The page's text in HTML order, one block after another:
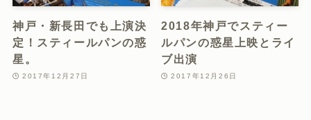
神戸・新長田でも上演決
定！スティールパンの惑
星。
2017年12月27日
2018年神戸でスティー
ルパンの惑星上映とライ
ブ出演
2017年12月26日